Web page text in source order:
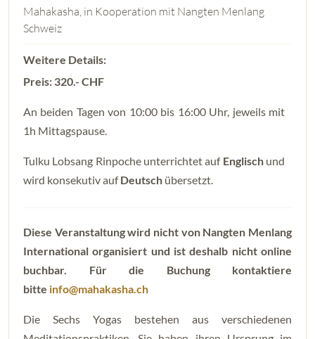
Mahakasha, in Kooperation mit Nangten Menlang
Schweiz
Preis: 320.- CHF
An beiden Tagen von 10:00 bis 16:00 Uhr, jeweils mit
1h Mittagspause.
Tulku Lobsang Rinpoche unterrichtet auf Englischund
wird konsekutiv aufDeutsch übersetzt.
Diese Veranstaltung wird nicht von Nangten Menlang
International organisiert und ist deshalb nicht online
buchbar. Für die Buchung kontaktiere
bitte info@mahakasha.ch
Die Sechs Yogas bestehen aus verschiedenen